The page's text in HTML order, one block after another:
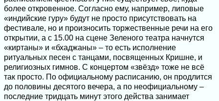
более откровенное. Согласно ему, например, липовые
«индийские гуру» будут не просто присутствовать на
фестивале, но и произносить торжественные речи на его
открытии, а с 15.00 на сцене Зеленого театра начнутся
«киртаны» и «бхаджаны» – то есть исполнение
ритуальных песен с танцами, посвященных Кришне, и
религиозных гимнов. С концертом «звёзд» тоже не всё
так просто. По официальному расписанию, он продлится
до половины десятого вечера, а по неофициальному –
последние тридцать минут этого действа занимает